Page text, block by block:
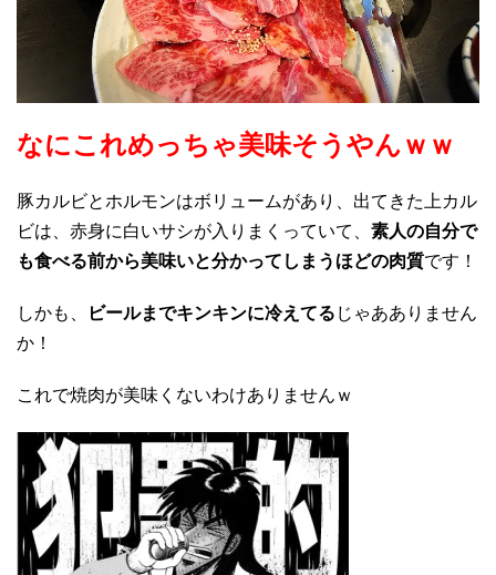
なにこれめっちゃ美味そうやんｗｗ
豚カルビとホルモンはボリュームがあり、出てきた上カル
ビは、赤身に白いサシが入りまくっていて、 素人の自分で
も食べる前から美味いと分かってしまうほどの肉質です！
しかも、 ビールまでキンキンに冷えてる じゃあありません
か！
これで焼肉が美味くないわけありませんｗ